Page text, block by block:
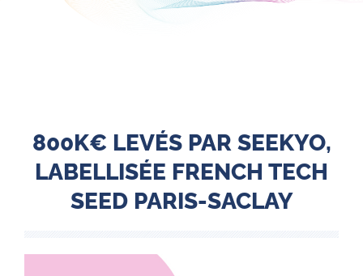
800K€ LEVÉS PAR SEEKYO,
LABELLISÉE FRENCH TECH
SEED PARIS-SACLAY